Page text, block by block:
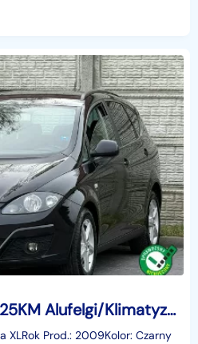
sprawd
SEAT Altea XL 1.4T 125KM Alufelgi/Klimatyzacja/Stylance
XLRok Prod.: 2009Kolor: Czarny